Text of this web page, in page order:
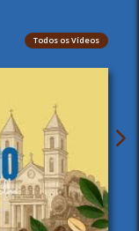
Todos os Vídeos